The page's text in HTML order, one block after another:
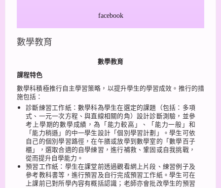
facebook
數學教育
數學教育
課程特色
數學科積極推行自主學習策略，以提升學生的學習成效。推行的措
施包括：
診斷練習工作紙：數學科為學生在選定的課題（包括：多項
式、一元一次方程、與直線相關的角）設計診斷測驗，並參
考上學期的數學成績，為「能力較高」、「能力一般」和
「能力稍遜」的中一學生設計「個別學習計劃」。學生可依
自己的個別學習路徑，在午膳或放學到數學室的「數學百子
櫃」，選取合適的自學練習，進行補救、鞏固或自我挑戰，
從而提升自學能力。
預習工作紙：學生在課堂前透過觀看網上片段、練習例子及
參考教科書等，進行預習及自行完成預習工作紙。學生可在
上課前已對所學內容有概括認識；老師亦會批改學生的預習